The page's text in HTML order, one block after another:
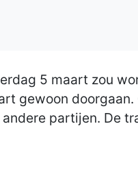
5 maart zou
gewoon
partijen. De